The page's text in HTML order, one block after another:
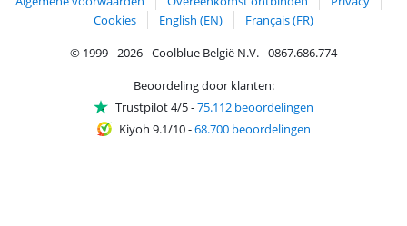
Cookies
English (EN)
Français (FR)
© 1999 - 2026 - Coolblue België N.V. - 0867.686.774
Beoordeling door klanten:
Trustpilot 4/5-75.112 beoordelingen
Kiyoh 9.1/10-68.700 beoordelingen